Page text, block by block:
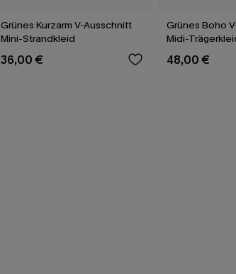
Grünes Kurzarm V-Ausschnitt
Mini-Strandkleid
36,00 €
Grünes Boho
Midi-
48,00 €